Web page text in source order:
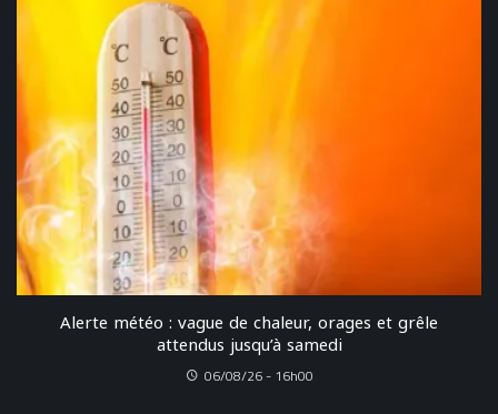
Alerte météo : vague de chaleur, orages et grêle
attendus jusqu’à samedi
06/08/26 - 16h00